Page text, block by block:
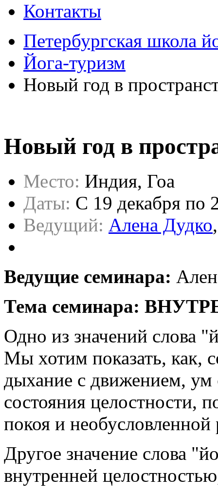
Контакты
Петербургская школа
Йога-туризм
Новый год в
Новый год в
Место: Индия, Гоа
Даты: C 19 декабря по
Ведущий: Алена Дудко
Ведущие семинара:
Тема семинара:
Одно из значений слова
Мы хотим показать, как,
дыхание с движением,
состояния целостности,
покоя и необусловленной
Другое значение слова
внутренней